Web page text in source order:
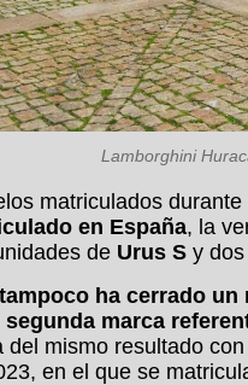
Lamborghini
matriculados
en España, la
de Urus S y
ha cerrado
marca
del mismo resultado
en el que se